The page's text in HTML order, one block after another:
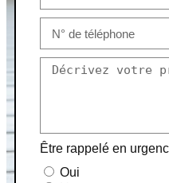
Être rappelé en
Oui